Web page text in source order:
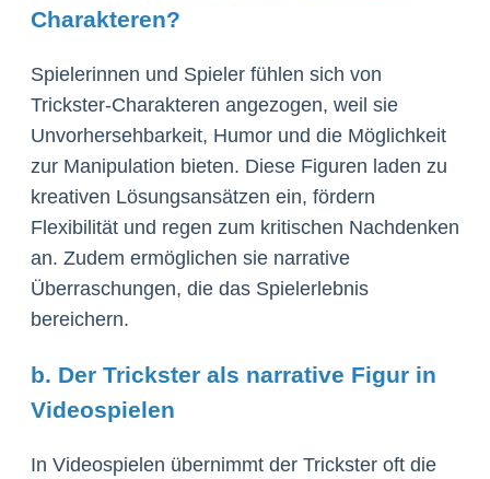
Charakteren?
Spielerinnen und Spieler fühlen sich von
Trickster-Charakteren angezogen, weil sie
Unvorhersehbarkeit, Humor und die Möglichkeit
zur Manipulation bieten. Diese Figuren laden zu
kreativen Lösungsansätzen ein, fördern
Flexibilität und regen zum kritischen Nachdenken
an. Zudem ermöglichen sie narrative
Überraschungen, die das Spielerlebnis
bereichern.
b. Der Trickster als narrative Figur in
Videospielen
In Videospielen übernimmt der Trickster oft die